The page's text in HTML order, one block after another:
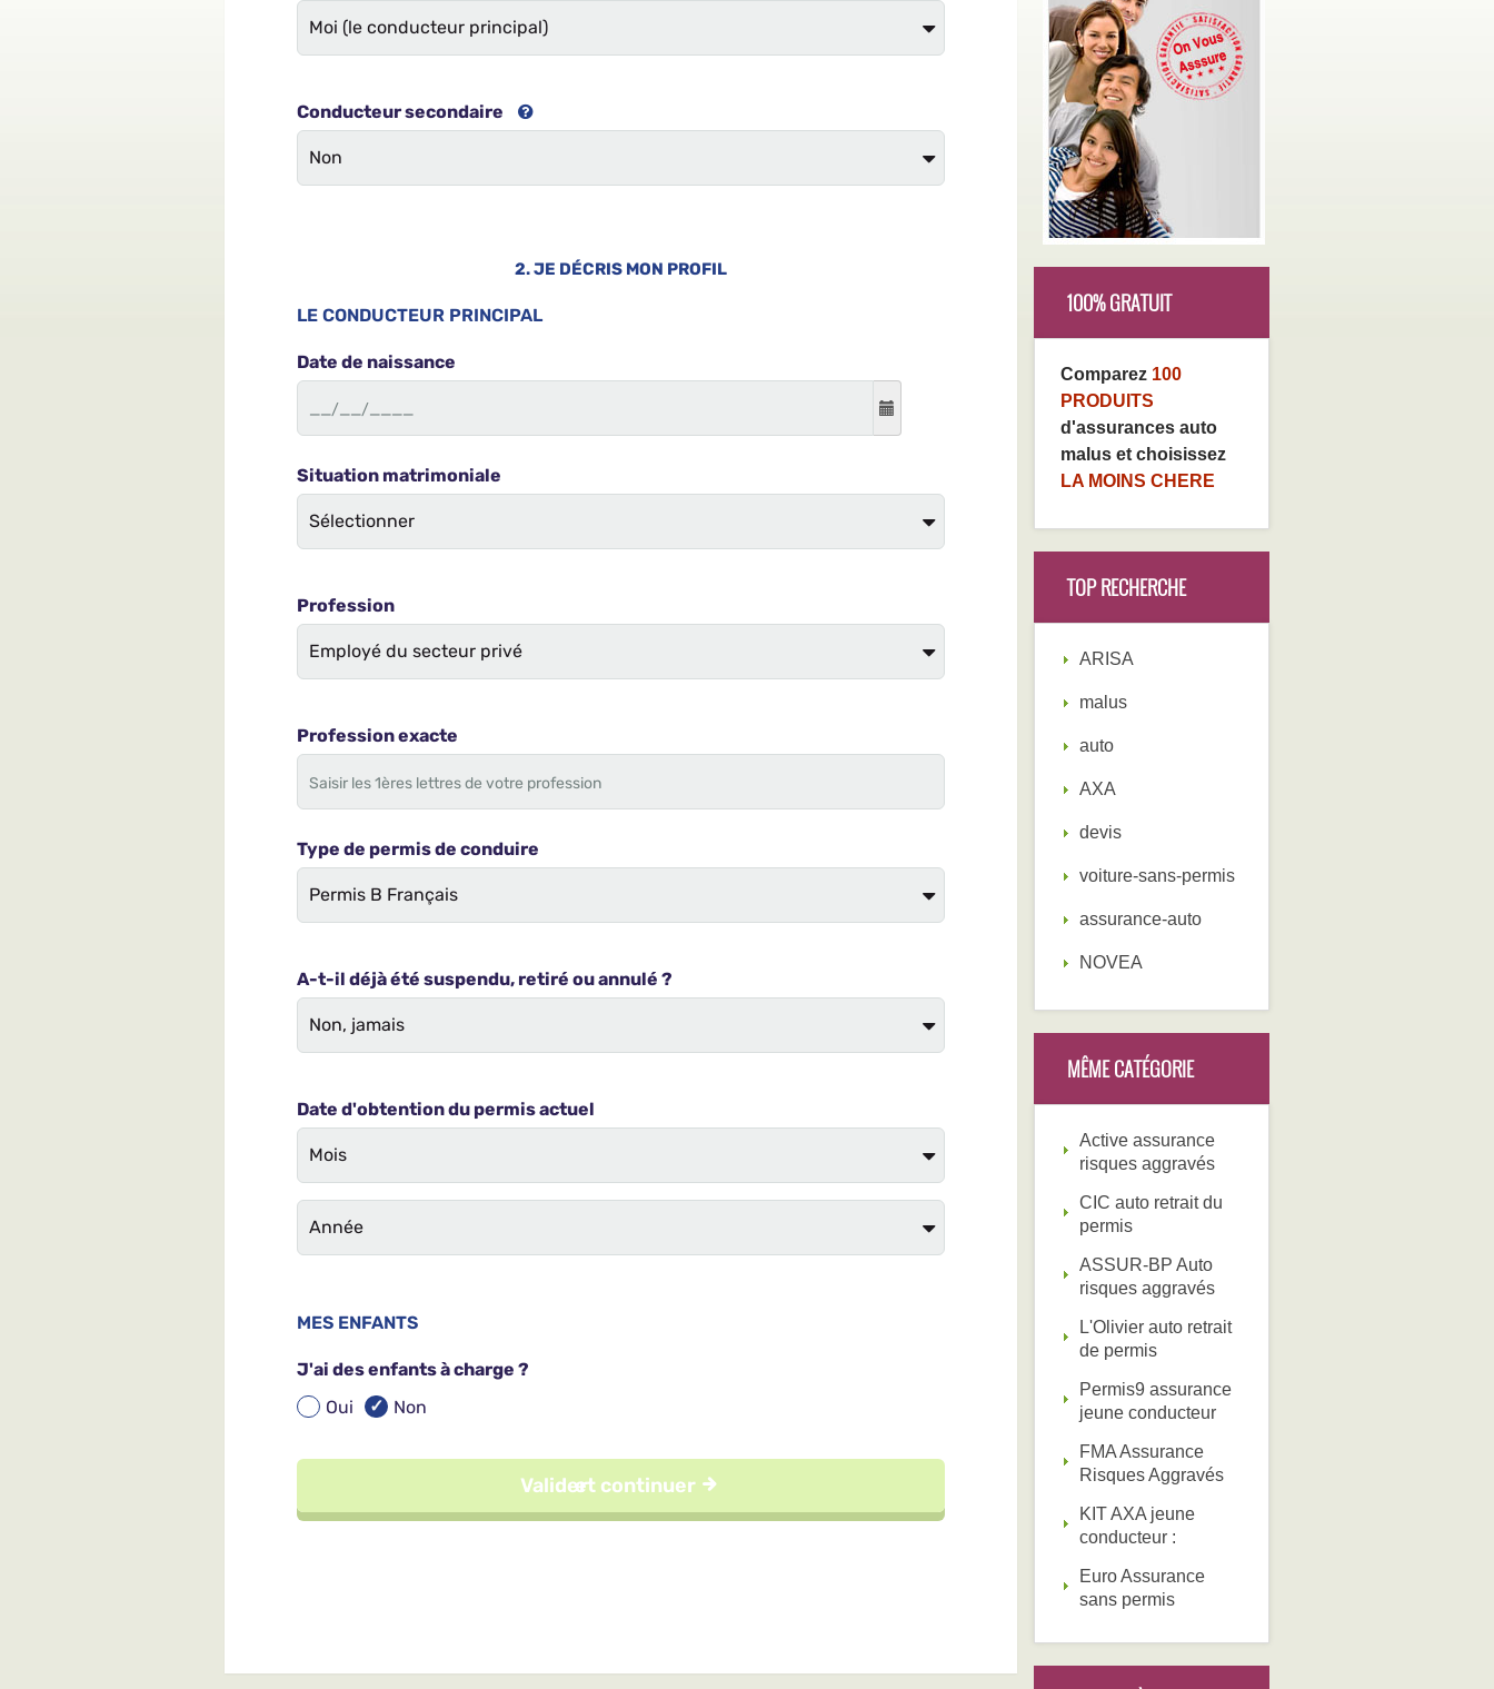
100% GRATUIT
Comparez 100
PRODUITS
d'assurances auto
malus et choisissez
LA MOINS CHERE
TOP RECHERCHE
ARISA
malus
auto
AXA
devis
voiture-sans-permis
assurance-auto
NOVEA
MÊME CATÉGORIE
Active assurance
risques aggravés
CIC auto retrait du
permis
ASSUR-BP Auto
risques aggravés
L'Olivier auto retrait
de permis
Permis9 assurance
jeune conducteur
FMA Assurance
Risques Aggravés
KIT AXA jeune
conducteur :
Euro Assurance
sans permis